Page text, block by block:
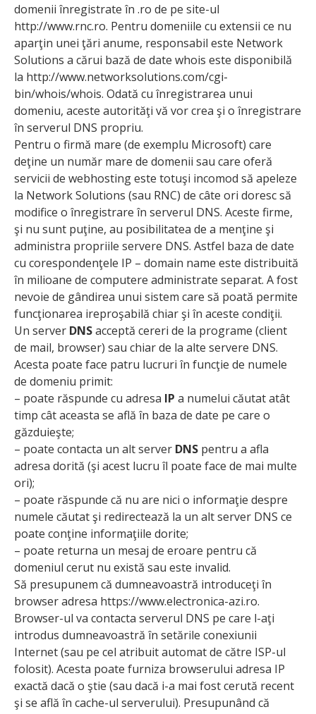
domenii înregistrate în .ro de pe site-ul
http://www.rnc.ro. Pentru domeniile cu extensii ce nu
aparţin unei ţări anume, responsabil este Network
Solutions a cărui bază de date whois este disponibilă
la http://www.networksolutions.com/cgi-
bin/whois/whois. Odată cu înregistrarea unui
domeniu, aceste autorităţi vă vor crea şi o înregistrare
în serverul DNS propriu.
Pentru o firmă mare (de exemplu Microsoft) care
deţine un număr mare de domenii sau care oferă
servicii de webhosting este totuşi incomod să apeleze
la Network Solutions (sau RNC) de câte ori doresc să
modifice o înregistrare în serverul DNS. Aceste firme,
şi nu sunt puţine, au posibilitatea de a menţine şi
administra propriile servere DNS. Astfel baza de date
cu corespondenţele IP – domain name este distribuită
în milioane de computere administrate separat. A fost
nevoie de gândirea unui sistem care să poată permite
funcţionarea ireproşabilă chiar şi în aceste condiţii.
Un server DNSacceptă cereri de la programe (client
de mail, browser) sau chiar de la alte servere DNS.
Acesta poate face patru lucruri în funcţie de numele
de domeniu primit:
– poate răspunde cu adresa IP a numelui căutat atât
timp cât aceasta se află în baza de date pe care o
găzduieşte;
– poate contacta un alt server DNS pentru a afla
adresa dorită (şi acest lucru îl poate face de mai multe
ori);
– poate răspunde că nu are nici o informaţie despre
numele căutat şi redirectează la un alt server DNS ce
poate conţine informaţiile dorite;
– poate returna un mesaj de eroare pentru că
domeniul cerut nu există sau este invalid.
Să presupunem că dumneavoastră introduceţi în
browser adresa https://www.electronica-azi.ro.
Browser-ul va contacta serverul DNS pe care l-aţi
introdus dumneavoastră în setările conexiunii
Internet (sau pe cel atribuit automat de către ISP-ul
folosit). Acesta poate furniza browserului adresa IP
exactă dacă o ştie (sau dacă i-a mai fost cerută recent
şi se află în cache-ul serverului). Presupunând că